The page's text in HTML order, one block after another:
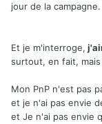
jour de la campagne.
Et je m'interroge,
surtout, en fait,
Mon PnP n'est pas
et je n'ai pas envie
et Je n'ai pas envie